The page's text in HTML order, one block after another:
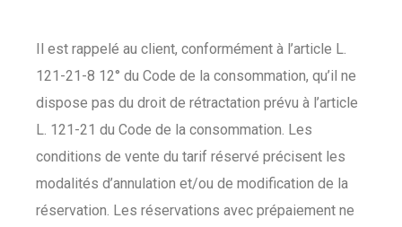
Il est rappelé au client, conformément à l’article L.
121-21-8 12° du Code de la consommation, qu’il ne
dispose pas du droit de rétractation prévu à l’article
L. 121-21 du Code de la consommation. Les
conditions de vente du tarif réservé précisent les
modalités d’annulation et/ou de modification de la
réservation. Les réservations avec prépaiement ne